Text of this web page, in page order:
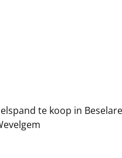
te koop in Beselare